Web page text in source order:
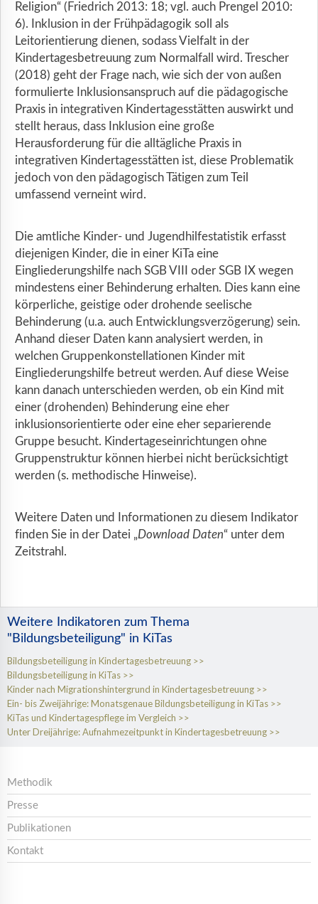
Religion“ (Friedrich 2013: 18; vgl. auch Prengel 2010:
6). Inklusion in der Frühpädagogik soll als
Leitorientierung dienen, sodass Vielfalt in der
Kindertagesbetreuung zum Normalfall wird. Trescher
(2018) geht der Frage nach, wie sich der von außen
formulierte Inklusionsanspruch auf die pädagogische
Praxis in integrativen Kindertagesstätten auswirkt und
stellt heraus, dass Inklusion eine große
Herausforderung für die alltägliche Praxis in
integrativen Kindertagesstätten ist, diese Problematik
jedoch von den pädagogisch Tätigen zum Teil
umfassend verneint wird.
Die amtliche Kinder- und Jugendhilfestatistik erfasst
diejenigen Kinder, die in einer KiTa eine
Eingliederungshilfe nach SGB VIII oder SGB IX wegen
mindestens einer Behinderung erhalten. Dies kann eine
körperliche, geistige oder drohende seelische
Behinderung (u.a. auch Entwicklungsverzögerung) sein.
Anhand dieser Daten kann analysiert werden, in
welchen Gruppenkonstellationen Kinder mit
Eingliederungshilfe betreut werden. Auf diese Weise
kann danach unterschieden werden, ob ein Kind mit
einer (drohenden) Behinderung eine eher
inklusionsorientierte oder eine eher separierende
Gruppe besucht. Kindertageseinrichtungen ohne
Gruppenstruktur können hierbei nicht berücksichtigt
werden (s. methodische Hinweise).
Weitere Daten und Informationen zu diesem Indikator
finden Sie in der Datei „Download Daten“ unter dem
Zeitstrahl.
Weitere Indikatoren zum Thema
"Bildungsbeteiligung" in KiTas
Bildungsbeteiligung in Kindertagesbetreuung
Bildungsbeteiligung in KiTas
Kinder nach Migrationshintergrund in Kindertagesbetreuung
Ein- bis Zweijährige: Monatsgenaue Bildungsbeteiligung in KiTas
KiTas und Kindertagespflege im Vergleich
Unter Dreijährige: Aufnahmezeitpunkt in Kindertagesbetreuung
Methodik
Presse
Publikationen
Kontakt